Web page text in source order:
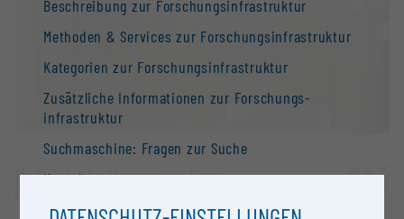
Beschreibung zur Forschungs­infrastruktur
Methoden & Services zur Forschungs­infrastruktur
Kategorien zur Forschungs­infrastruktur
Zusätzliche Informationen zur Forschungs­
infrastruktur
Suchmaschine: Fragen zur Suche
Kontakt
Information
Medizinische Universität Graz